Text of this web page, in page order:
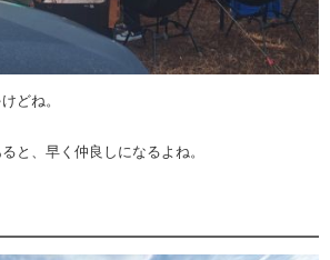
どね。
と、早く仲良しになるよね。